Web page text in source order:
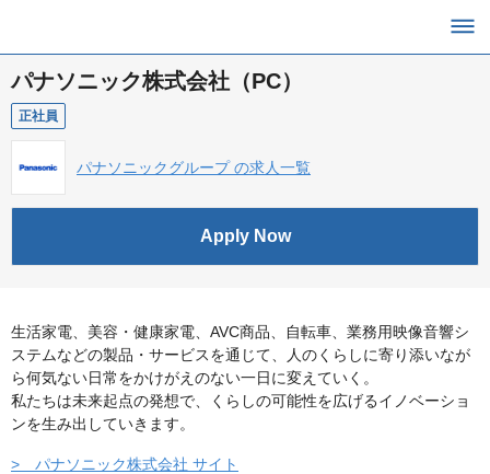
パナソニック株式会社（PC）
正社員
パナソニックグループ の求人一覧
Apply Now
生活家電、美容・健康家電、AVC商品、自転車、業務用映像音響シ
ステムなどの製品・サービスを通じて、人のくらしに寄り添いなが
ら何気ない日常をかけがえのない一日に変えていく。
私たちは未来起点の発想で、くらしの可能性を広げるイノベーショ
ンを生み出していきます。
> パナソニック株式会社 サイト